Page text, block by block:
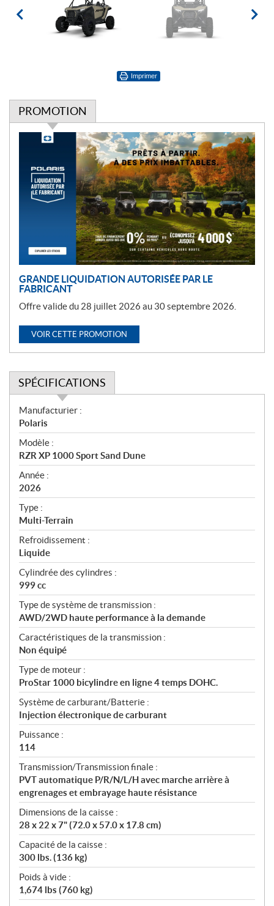
Imprimer
PROMOTION
GRANDE LIQUIDATION AUTORISÉE PAR LE
FABRICANT
Offre valide du 28 juillet 2026 au 30 septembre 2026.
VOIR CETTE PROMOTION
SPÉCIFICATIONS
S
p
é
c
i
f
i
c
a
t
i
o
n
s
Manufacturier :
Polaris
Modèle :
RZR XP 1000 Sport Sand Dune
Année :
2026
Type :
Multi-Terrain
Refroidissement :
Liquide
Cylindrée des cylindres :
999 cc
Type de système de transmission :
AWD/2WD haute performance à la demande
Caractéristiques de la transmission :
Non équipé
Type de moteur :
ProStar 1000 bicylindre en ligne 4 temps DOHC.
Système de carburant/Batterie :
Injection électronique de carburant
Puissance :
114
Transmission/Transmission finale :
PVT automatique P/R/N/L/H avec marche arrière à
engrenages et embrayage haute résistance
Dimensions de la caisse :
28 x 22 x 7" (72.0 x 57.0 x 17.8 cm)
Capacité de la caisse :
300 lbs. (136 kg)
Poids à vide :
1,674 lbs (760 kg)